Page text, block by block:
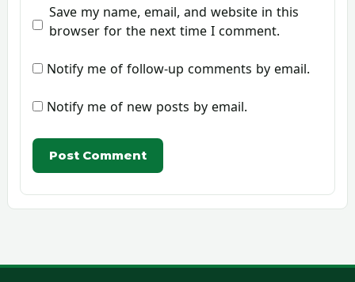
Save my name, email, and website in this
browser for the next time I comment.
Notify me of follow-up comments by email.
Notify me of new posts by email.